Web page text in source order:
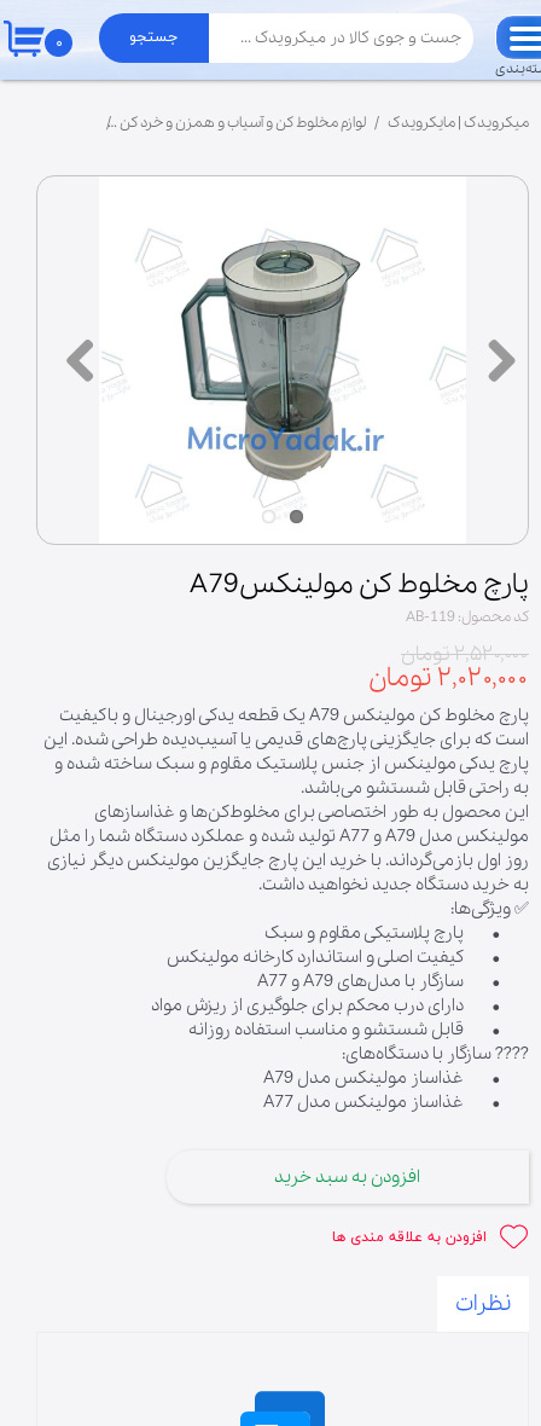
جستجو ۰
میکرویدک | مایکرویدک لوازم مخلوط کن و آسیاب و همزن و خرد کن
پارچ مخلوط کن مولینکسA79
کد محصول: AB-119
۲,۵۲۰,۰۰۰ تومان
۲,۰۲۰,۰۰۰ تومان
پارچ مخلوط کن مولینکس A79 یک قطعه یدکی اورجینال و باکیفیت
است که برای جایگزینی پارچ‌های قدیمی یا آسیب‌دیده طراحی شده. این
پارچ یدکی مولینکس از جنس پلاستیک مقاوم و سبک ساخته شده و
به راحتی قابل شستشو می‌باشد.
این محصول به طور اختصاصی برای مخلوط‌کن‌ها و غذاسازهای
مولینکس مدل A79 و A77 تولید شده و عملکرد دستگاه شما را مثل
روز اول بازمی‌گرداند. با خرید این پارچ جایگزین مولینکس دیگر نیازی
به خرید دستگاه جدید نخواهید داشت.
✅ ویژگی‌ها:
• پارچ پلاستیکی مقاوم و سبک
• کیفیت اصلی و استاندارد کارخانه مولینکس
• سازگار با مدل‌های A79 و A77
• دارای درب محکم برای جلوگیری از ریزش مواد
• قابل شستشو و مناسب استفاده روزانه
???? سازگار با دستگاه‌های:
• غذاساز مولینکس مدل A79
• غذاساز مولینکس مدل A77
افزودن به سبد خرید
افزودن به علاقه مندی ها
نظرات
حساب کاربری من
تغییر گذر واژه
سفارشات
خروج از حساب کاربری